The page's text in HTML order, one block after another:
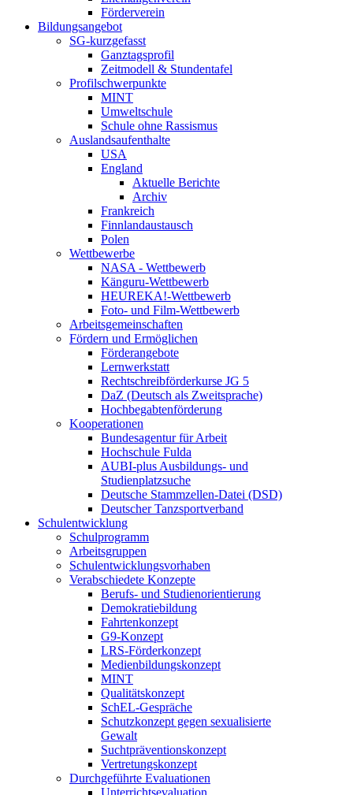
Förderverein
Bildungsangebot
SG-kurzgefasst
Ganztagsprofil
Zeitmodell & Stundentafel
Profilschwerpunkte
MINT
Umweltschule
Schule ohne Rassismus
Auslandsaufenthalte
USA
England
Aktuelle Berichte
Archiv
Frankreich
Finnlandaustausch
Polen
Wettbewerbe
NASA - Wettbewerb
Känguru-Wettbewerb
HEUREKA!-Wettbewerb
Foto- und Film-Wettbewerb
Arbeitsgemeinschaften
Fördern und Ermöglichen
Förderangebote
Lernwerkstatt
Rechtschreibförderkurse JG 5
DaZ (Deutsch als Zweitsprache)
Hochbegabtenförderung
Kooperationen
Bundesagentur für Arbeit
Hochschule Fulda
AUBI-plus Ausbildungs- und
Studienplatzsuche
Deutsche Stammzellen-Datei (DSD)
Deutscher Tanzsportverband
Schulentwicklung
Schulprogramm
Arbeitsgruppen
Schulentwicklungsvorhaben
Verabschiedete Konzepte
Berufs- und Studienorientierung
Demokratiebildung
Fahrtenkonzept
G9-Konzept
LRS-Förderkonzept
Medienbildungskonzept
MINT
Qualitätskonzept
SchEL-Gespräche
Schutzkonzept gegen sexualisierte
Gewalt
Suchtpräventionskonzept
Vertretungskonzept
Durchgeführte Evaluationen
Unterrichtsevaluation